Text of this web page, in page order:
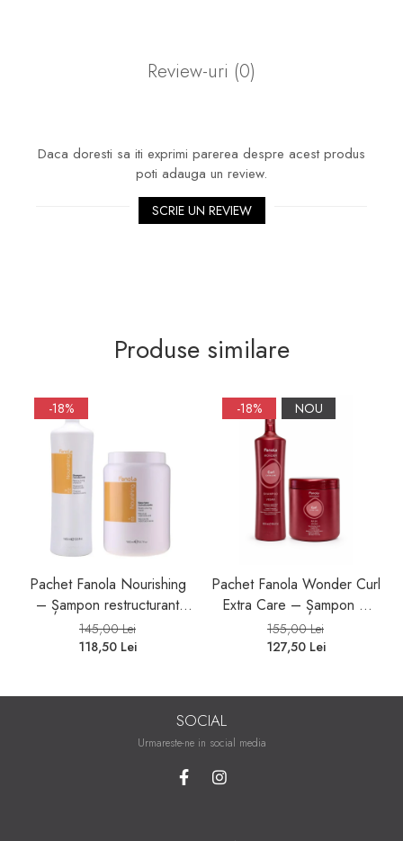
Review-uri (0)
Daca doresti sa iti exprimi parerea despre acest produs
poti adauga un review.
SCRIE UN REVIEW
Produse similare
-18%
Pachet Fanola Nourishing
– Șampon restructurant
1000ml și Mască hidratantă
1500ml pentru păr uscat și
145,00 Lei
118,50 Lei
-18% NOU
Pachet Fanola Wonder Curl
Extra Care – Șampon &
Mască pentru Păr Cret și
Ondulat
155,00 Lei
127,50 Lei
SOCIAL
Urmareste-ne in social media